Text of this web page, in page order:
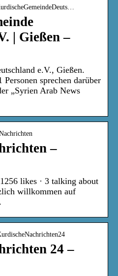
| Gießen –
e.V., Gießen.
sprechen darüber
„Syrien Arab News
–
likes · 3 talking about
willkommen auf
24 –